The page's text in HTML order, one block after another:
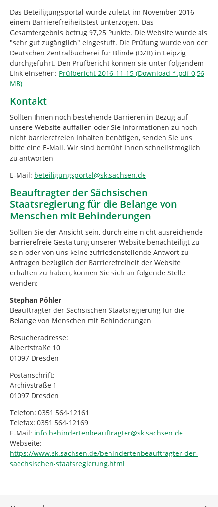
Das Beteiligungsportal wurde zuletzt im November 2016
einem Barrierefreiheitstest unterzogen. Das
Gesamtergebnis betrug 97,25 Punkte. Die Website wurde als
"sehr gut zugänglich" eingestuft. Die Prüfung wurde von der
Deutschen Zentralbücherei für Blinde (DZB) in Leipzig
durchgeführt. Den Prüfbericht können sie unter folgendem
Link einsehen: Prüfbericht 2016-11-15 (Download *.pdf 0,56
MB)
Kontakt
Sollten Ihnen noch bestehende Barrieren in Bezug auf
unsere Website auffallen oder Sie Informationen zu noch
nicht barrierefreien Inhalten benötigen, senden Sie uns
bitte eine E-Mail. Wir sind bemüht Ihnen schnellstmöglich
zu antworten.
E-Mail: beteiligungsportal@sk.sachsen.de
Beauftragter der Sächsischen
Staatsregierung für die Belange von
Menschen mit Behinderungen
Sollten Sie der Ansicht sein, durch eine nicht ausreichende
barrierefreie Gestaltung unserer Website benachteiligt zu
sein oder von uns keine zufriedenstellende Antwort zu
Anfragen bezüglich der Barrierefreiheit der Website
erhalten zu haben, können Sie sich an folgende Stelle
wenden:
Stephan Pöhler
Beauftragter der Sächsischen Staatsregierung für die
Belange von Menschen mit Behinderungen
Besucheradresse:
Albertstraße 10
01097 Dresden
Postanschrift:
Archivstraße 1
01097 Dresden
Telefon: 0351 564-12161
Telefax: 0351 564-12169
E-Mail: info.behindertenbeauftragter@sk.sachsen.de
Webseite:
https://www.sk.sachsen.de/behindertenbeauftragter-der-
saechsischen-staatsregierung.html